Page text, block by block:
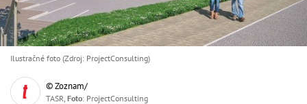
Ilustračné foto (Zdroj: ProjectConsulting)
© Zoznam/
TASR, Foto: ProjectConsulting